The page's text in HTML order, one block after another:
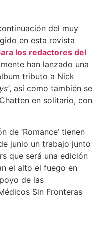
del muy
en esta revista
los redactores del
han lanzado una
tributo a Nick
, así como también se
en solitario, con
de ‘Romance’ tienen
junio un trabajo junto
que será una edición
el alto el fuego en
de las
Sin Fronteras